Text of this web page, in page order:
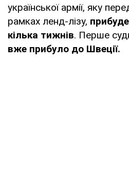
української армії, яку
рамках ленд-лізу,
кілька тижнів. Перше
вже прибуло до Швеції.